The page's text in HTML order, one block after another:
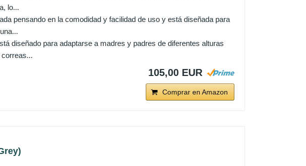
lo...
pensando en la comodidad y facilidad de uso y está diseñada para
diseñado para adaptarse a madres y padres de diferentes alturas
105,00 EUR
Comprar en Amazon